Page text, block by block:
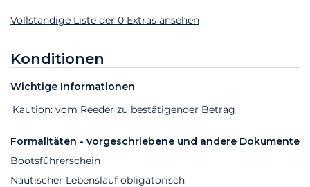
Extras Status Preis
Vollständige Liste der 0 Extras ansehen
Konditionen
Wichtige Informationen
Extras Status Preis
Kaution: vom Reeder zu bestätigender Betrag
Formalitäten - vorgeschriebene und andere Dokumente
Bootsführerschein
Nautischer Lebenslauf obligatorisch